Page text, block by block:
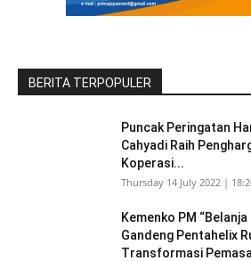
BERITA TERPOPULER
Puncak Peringatan
Cahyadi Raih
Koperasi...
Thursday 14 July 2022 |
Kemenko PM
Gandeng Pentahelix
Transformasi